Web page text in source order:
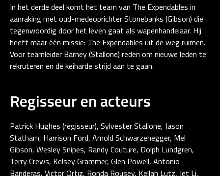
In het derde deel komt het team van The Expendables in
aanraking met oud-medeoprichter Stonebanks (Gibson) die
tegenwoordig door het leven gaat als wapenhandelaar. Hij
heeft maar één missie: The Expendables uit de weg ruimen.
Voor teamleider Barney (Stallone) reden om nieuwe leden te
rekruteren en de keiharde strijd aan te gaan.
Regisseur en acteurs
Patrick Hughes (regisseur), Sylvester Stallone, Jason
Statham, Harrison Ford, Arnold Schwarzenegger, Mel
Gibson, Wesley Snipes, Randy Couture, Dolph Lundgren,
Terry Crews, Kelsey Grammer, Glen Powell, Antonio
Banderas, Victor Ortiz, Ronda Rousey, Kellan Lutz, Jet Li,